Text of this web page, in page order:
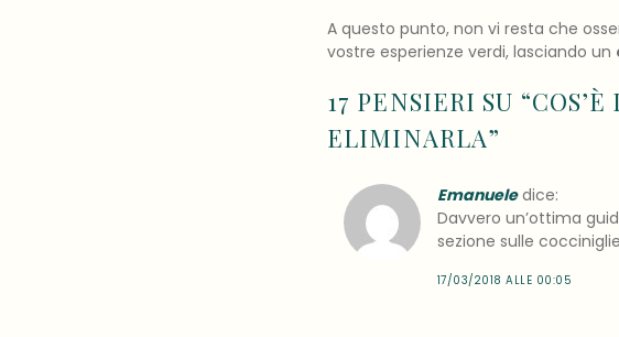
A questo punto, non vi resta che
vostre esperienze verdi, lasciando un
17 PENSIERI SU “
ELIMINARLA”
Emanuele dice:
Davvero un’ottima
sezione sulle
17/03/2018 ALLE 00:05